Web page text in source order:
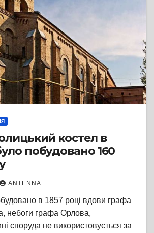
костел в
побудовано 160
ANTENNA
в 1857 році вдови графа
небоги графа Орлова,
споруда не використовується за